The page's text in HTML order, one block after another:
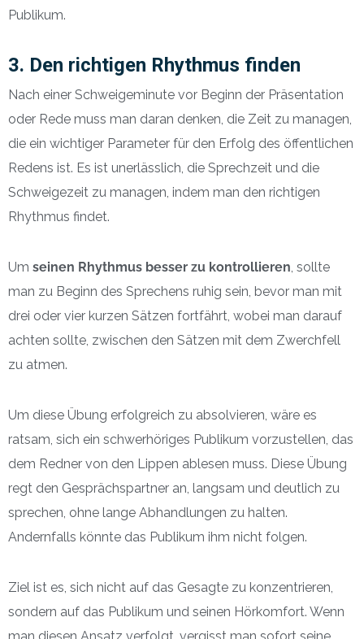
Publikum.
3. Den richtigen Rhythmus finden
Nach einer Schweigeminute vor Beginn der Präsentation
oder Rede muss man daran denken, die Zeit zu managen,
die ein wichtiger Parameter für den Erfolg des öffentlichen
Redens ist. Es ist unerlässlich, die Sprechzeit und die
Schweigezeit zu managen, indem man den richtigen
Rhythmus findet.
Um seinen Rhythmus besser zu kontrollieren , sollte
man zu Beginn des Sprechens ruhig sein, bevor man mit
drei oder vier kurzen Sätzen fortfährt, wobei man darauf
achten sollte, zwischen den Sätzen mit dem Zwerchfell
zu atmen.
Um diese Übung erfolgreich zu absolvieren, wäre es
ratsam, sich ein schwerhöriges Publikum vorzustellen, das
dem Redner von den Lippen ablesen muss. Diese Übung
regt den Gesprächspartner an, langsam und deutlich zu
sprechen, ohne lange Abhandlungen zu halten.
Andernfalls könnte das Publikum ihm nicht folgen.
Ziel ist es, sich nicht auf das Gesagte zu konzentrieren,
sondern auf das Publikum und seinen Hörkomfort. Wenn
man diesen Ansatz verfolgt, vergisst man sofort seine